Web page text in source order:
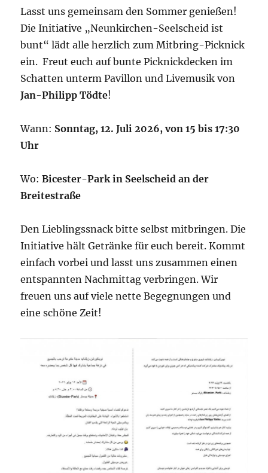
Lasst uns gemeinsam den Sommer genießen!
Die Initiative „Neunkirchen-Seelscheid ist
bunt“ lädt alle herzlich zum Mitbring-Picknick
ein. Freut euch auf bunte Picknickdecken im
Schatten unterm Pavillon und Livemusik von
Jan-Philipp Tödte!
Wann: Sonntag, 12. Juli 2026, von 15 bis 17:30
Uhr
Wo:Bicester-Park in Seelscheid an der
Breitestraße
Den Lieblingssnack bitte selbst mitbringen. Die
Initiative hält Getränke für euch bereit. Kommt
einfach vorbei und lasst uns zusammen einen
entspannten Nachmittag verbringen. Wir
freuen uns auf viele nette Begegnungen und
eine schöne Zeit!